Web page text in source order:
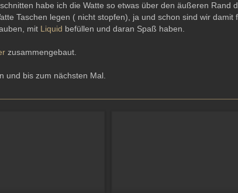
habe ich die Watte so etwas über den äußeren Rand
Taschen legen ( nicht stopfen), ja und schon sind wir damit
mit Liquid befüllen und daran Spaß haben.
zusammengebaut.
und bis zum nächsten Mal.